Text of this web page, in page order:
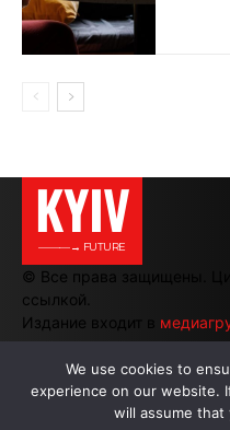
KYIV
———→ FUTURE
© Все права защищены.
ссылкой.
Издание входит в
We use cookies to
experience on our website.
will assume